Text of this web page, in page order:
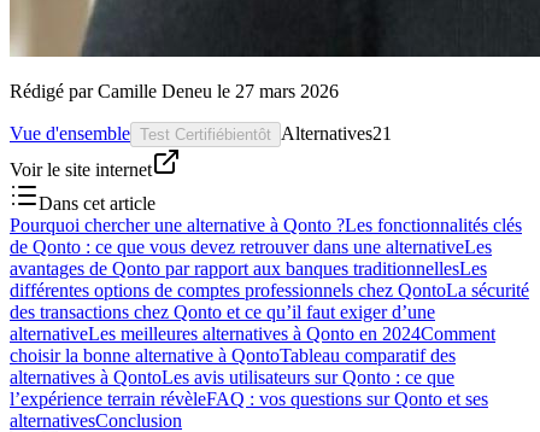
Rédigé par Camille Deneu le 27 mars 2026
Vue d'ensemble Test Certifiébientôt Alternatives21
Voir le site internet
Dans cet article
Pourquoi chercher une alternative à Qonto ?Les fonctionnalités clés
de Qonto : ce que vous devez retrouver dans une alternativeLes
avantages de Qonto par rapport aux banques traditionnellesLes
différentes options de comptes professionnels chez QontoLa sécurité
des transactions chez Qonto et ce qu’il faut exiger d’une
alternativeLes meilleures alternatives à Qonto en 2024Comment
choisir la bonne alternative à QontoTableau comparatif des
alternatives à QontoLes avis utilisateurs sur Qonto : ce que
l’expérience terrain révèleFAQ : vos questions sur Qonto et ses
alternativesConclusion